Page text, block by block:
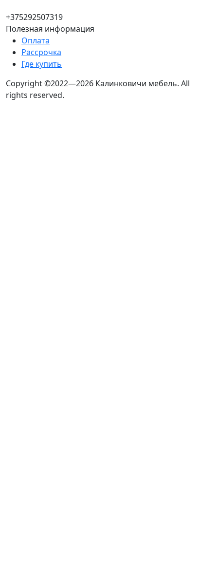
+375292507319
Полезная информация
Оплата
Рассрочка
Где купить
Copyright ©2022—2026 Калинковичи мебель. All
rights reserved.